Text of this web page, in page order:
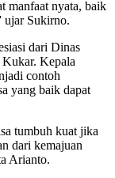
manfaat nyata, baik
ujar Sukirno.
dari Dinas
Kepala
contoh
yang baik dapat
tumbuh kuat jika
dari kemajuan
Arianto.